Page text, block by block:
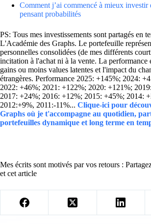
Comment j’ai commencé à mieux investir
pensant probabilités
PS: Tous mes investissements sont partagés en
L'Académie des Graphs. Le portefeuille
personnelles consolidées (de mes différents
incitation à l'achat ni à la vente. La performance
gains ou moins values latentes et l'impact du
étrangères. Performance 2025: +145%; 2024:
2022: +46%; 2021: +122%; 2020: +121%;
2017: +24%; 2016: +12%; 2015: +45%; 2014:
2012:+9%, 2011:-11%... Clique-ici pour
Graphs où je t'accompagne au quotidien,
portefeuilles dynamique et long terme en
Mes écrits sont motivés par vos retours :
et cet article